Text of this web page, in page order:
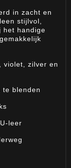
in zacht en
stijlvol,
het handige
violet, zilver en
te blenden
leer